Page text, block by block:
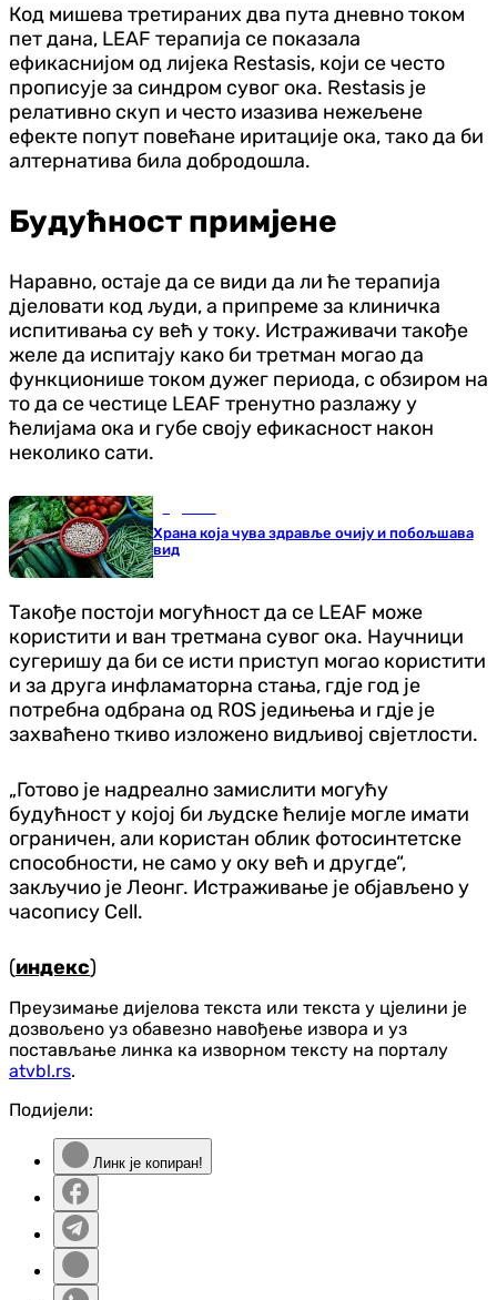
Код мишева третираних два пута дневно током
пет дана, LEAF терапија се показала
ефикаснијом од лијека Restasis, који се често
прописује за синдром сувог ока. Restasis је
релативно скуп и често изазива нежељене
ефекте попут повећане иритације ока, тако да би
алтернатива била добродошла.
Будућност примјене
Наравно, остаје да се види да ли ће терапија
дјеловати код људи, а припреме за клиничка
испитивања су већ у току. Истраживачи такође
желе да испитају како би третман могао да
функционише током дужег периода, с обзиром на
то да се честице LEAF тренутно разлажу у
ћелијама ока и губе своју ефикасност након
неколико сати.
Храна која чува здравље очију и побољшава
вид
Такође постоји могућност да се LEAF може
користити и ван третмана сувог ока. Научници
сугеришу да би се исти приступ могао користити
и за друга инфламаторна стања, гдје год је
потребна одбрана од ROS једињења и гдје је
захваћено ткиво изложено видљивој свјетлости.
„Готово је надреално замислити могућу
будућност у којој би људске ћелије могле имати
ограничен, али користан облик фотосинтетске
способности, не само у оку већ и другде“,
закључио је Леонг. Истраживање је објављено у
часопису Cell.
(индекс)
Преузимање дијелова текста или текста у цјелини је
дозвољено уз обавезно навођење извора и уз
постављање линка ка изворном тексту на порталу
atvbl.rs.
Подијели:
Линк је копиран!